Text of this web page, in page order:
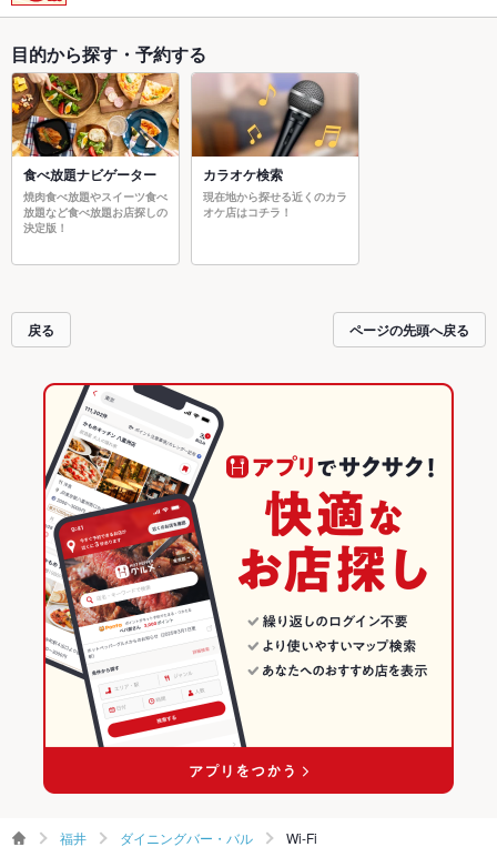
目的から探す・予約する
食べ放題ナビゲーター
焼肉食べ放題やスイーツ食べ
放題など食べ放題お店探しの
決定版！
カラオケ検索
現在地から探せる近くのカラ
オケ店はコチラ！
戻る ページの先頭へ戻る
福井 ダイニングバー・バル Wi-Fi